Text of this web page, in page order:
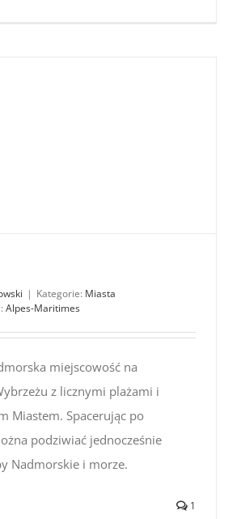
| Kategorie: Miasta
Alpes-Maritimes
miejscowość na
z licznymi plażami i
Miastem. Spacerując po
podziwiać jednocześnie
Nadmorskie i morze.
1